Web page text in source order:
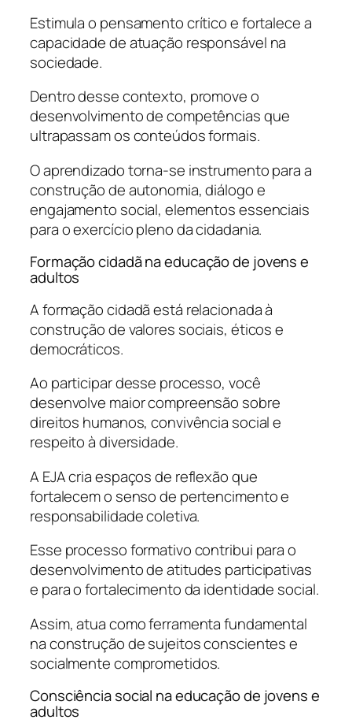
Estimula o pensamento crítico e fortalece a
capacidade de atuação responsável na
sociedade.
Dentro desse contexto, promove o
desenvolvimento de competências que
ultrapassam os conteúdos formais.
O aprendizado torna-se instrumento para a
construção de autonomia, diálogo e
engajamento social, elementos essenciais
para o exercício pleno da cidadania.
Formação cidadã na educação de jovens e
adultos
A formação cidadã está relacionada à
construção de valores sociais, éticos e
democráticos.
Ao participar desse processo, você
desenvolve maior compreensão sobre
direitos humanos, convivência social e
respeito à diversidade.
A EJA cria espaços de reflexão que
fortalecem o senso de pertencimento e
responsabilidade coletiva.
Esse processo formativo contribui para o
desenvolvimento de atitudes participativas
e para o fortalecimento da identidade social.
Assim, atua como ferramenta fundamental
na construção de sujeitos conscientes e
socialmente comprometidos.
Consciência social na educação de jovens e
adultos